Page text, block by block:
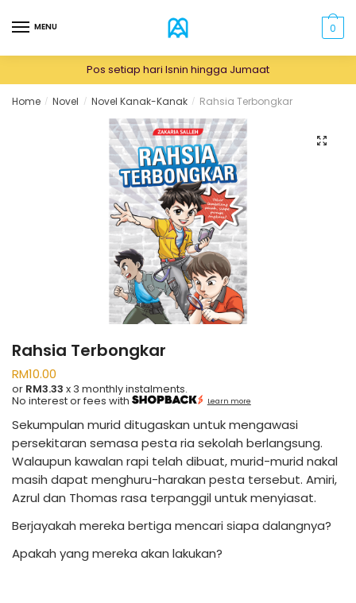
to
to
MENU 0
Pos setiap hari Isnin hingga Jumaat
Home / Novel / Novel Kanak-Kanak / Rahsia Terbongkar
🔍
Rahsia Terbongkar
RM10.00
or RM3.33 x 3 monthly instalments.
No interest or fees with Learn more
Sekumpulan murid ditugaskan untuk mengawasi
persekitaran semasa pesta ria sekolah berlangsung.
Walaupun kawalan rapi telah dibuat, murid-murid nakal
masih dapat menghuru-harakan pesta tersebut. Amiri,
Azrul dan Thomas rasa terpanggil untuk menyiasat.
Berjayakah mereka bertiga mencari siapa dalangnya?
Apakah yang mereka akan lakukan?